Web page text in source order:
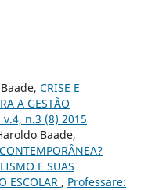
CRISE E
A GESTÃO
v.4, n.3 (8) 2015
Baade,
E SUAS
ESCOLAR , Professare: